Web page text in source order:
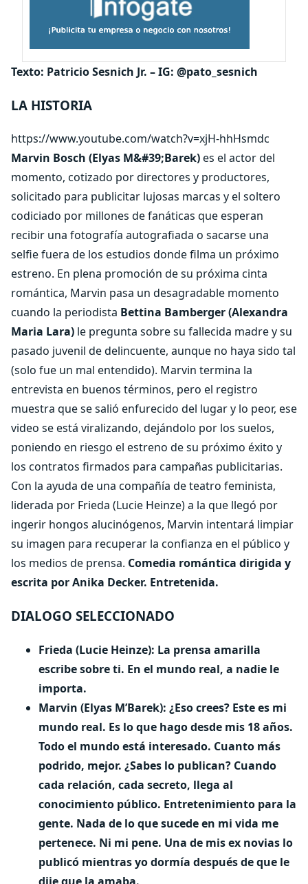
Texto: Patricio Sesnich Jr. – IG: @pato_sesnich
LA HISTORIA
https://www.youtube.com/watch?v=xjH-hhHsmdc
Marvin Bosch (Elyas M&#39;Barek)es el actor del
momento, cotizado por directores y productores,
solicitado para publicitar lujosas marcas y el soltero
codiciado por millones de fanáticas que esperan
recibir una fotografía autografiada o sacarse una
selfie fuera de los estudios donde filma un próximo
estreno. En plena promoción de su próxima cinta
romántica, Marvin pasa un desagradable momento
cuando la periodista Bettina Bamberger (Alexandra
Maria Lara) le pregunta sobre su fallecida madre y su
pasado juvenil de delincuente, aunque no haya sido tal
(solo fue un mal entendido). Marvin termina la
entrevista en buenos términos, pero el registro
muestra que se salió enfurecido del lugar y lo peor, ese
video se está viralizando, dejándolo por los suelos,
poniendo en riesgo el estreno de su próximo éxito y
los contratos firmados para campañas publicitarias.
Con la ayuda de una compañía de teatro feminista,
liderada por Frieda (Lucie Heinze) a la que llegó por
ingerir hongos alucinógenos, Marvin intentará limpiar
su imagen para recuperar la confianza en el público y
los medios de prensa. Comedia romántica dirigida y
escrita por Anika Decker. Entretenida.
DIALOGO SELECCIONADO
Frieda (Lucie Heinze): La prensa amarilla
escribe sobre ti. En el mundo real, a nadie le
importa.
Marvin (Elyas M’Barek): ¿Eso crees? Este es mi
mundo real. Es lo que hago desde mis 18 años.
Todo el mundo está interesado. Cuanto más
podrido, mejor. ¿Sabes lo publican? Cuando
cada relación, cada secreto, llega al
conocimiento público. Entretenimiento para la
gente. Nada de lo que sucede en mi vida me
pertenece. Ni mi pene. Una de mis ex novias lo
publicó mientras yo dormía después de que le